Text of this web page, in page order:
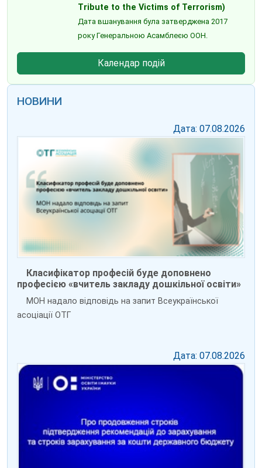
Tribute to the Victims of Terrorism)
Дата вшанування була затверджена 2017
року Генеральною Асамблеєю ООН.
Календар подій
НОВИНИ
Дата: 07.08.2026
Класифікатор професій буде доповнено
професією «вчитель закладу дошкільної освіти»
МОН надало відповідь на запит Всеукраїнської
асоціації ОТГ
Дата: 07.08.2026